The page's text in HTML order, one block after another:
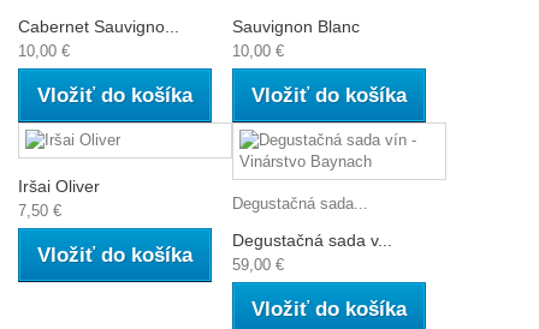
Cabernet Sauvigno...
10,00 €
Vložiť do košíka
Sauvignon Blanc
10,00 €
Vložiť do košíka
Iršai Oliver
7,50 €
Vložiť do košíka
Degustačná sada...
Degustačná sada v...
59,00 €
Vložiť do košíka